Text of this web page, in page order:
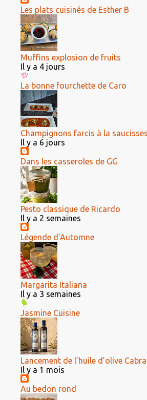
Les plats cuisinés de Esther B
Muffins explosion de fruits
Il y a 4 jours
La bonne fourchette de Caro
Champignons farcis à la
Il y a 6 jours
Dans les casseroles de GG
Pesto classique de Ricardo
Il y a 2 semaines
Légende d'Automne
Margarita Italiana
Il y a 3 semaines
Jasmine Cuisine
Lancement de l’huile d’olive
Il y a 1 mois
Au bedon rond